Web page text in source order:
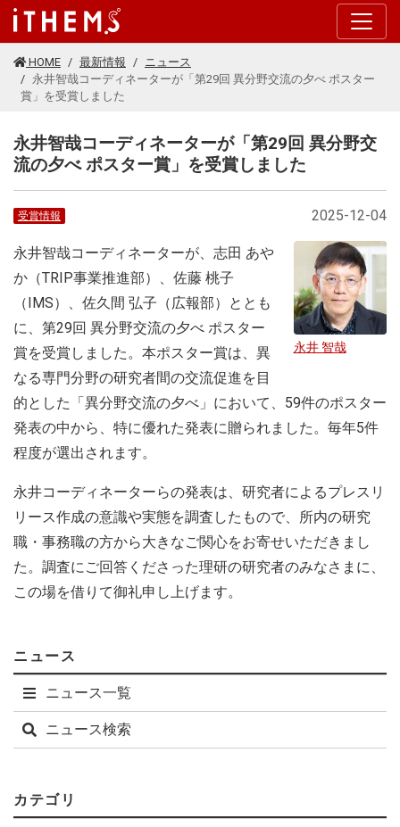
このページの本文に移動する
HOME 最新情報
ニュース
永井智哉コーディネーターが「第29回 異分野交流の夕べ ポスター
賞」を受賞しました
永井智哉コーディネーターが「第29回 異分野交
流の夕べ ポスター賞」を受賞しました
2025-12-04
受賞情報
永井 智哉
永井智哉コーディネーターが、志田 あや
か（TRIP事業推進部）、佐藤 桃子
（IMS）、佐久間 弘子（広報部）ととも
に、第29回 異分野交流の夕べ ポスター
賞を受賞しました。本ポスター賞は、異
なる専門分野の研究者間の交流促進を目
的とした「異分野交流の夕べ」において、59件のポスター
発表の中から、特に優れた発表に贈られました。毎年5件
程度が選出されます。
永井コーディネーターらの発表は、研究者によるプレスリ
リース作成の意識や実態を調査したもので、所内の研究
職・事務職の方から大きなご関心をお寄せいただきまし
た。調査にご回答くださった理研の研究者のみなさまに、
この場を借りて御礼申し上げます。
ニュース
ニュース一覧
ニュース検索
カテゴリ